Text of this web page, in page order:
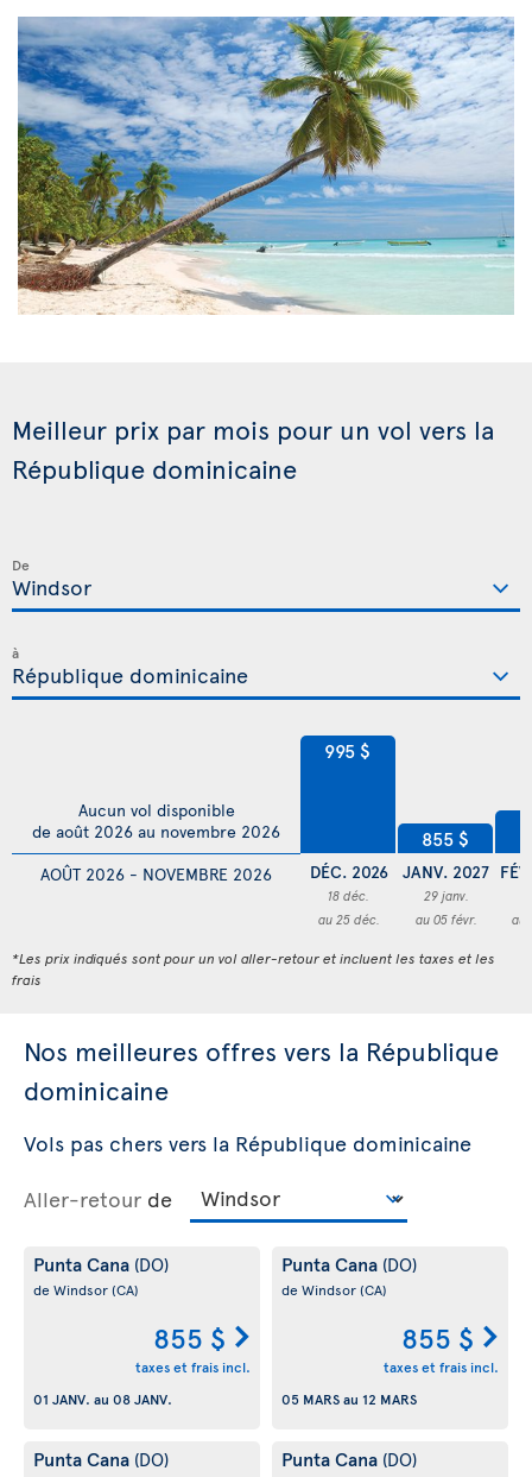
Meilleur prix par mois pour un vol vers la
République dominicaine
De
à
AOÛT 2026 - NOVEMBRE 2026
Aucun vol disponible
de août 2026 au novembre 2026
995 $
DÉC. 2026
18 déc.
au 25 déc.
855 $
JANV. 2027
29 janv.
au 05 févr.
au
*Les prix indiqués sont pour un vol aller-retour et incluent les taxes et les
frais
Nos meilleures offres vers la République
dominicaine
Vols pas chers vers la République dominicaine
Aller-retour de
Punta Cana (DO)
de Windsor(CA)
855 $
taxes et frais incl.
01 JANV. au 08 JANV.
Punta Cana (DO)
de Windsor(CA)
855 $
taxes et frais incl.
05 MARSau 12 MARS
Punta Cana (DO) Punta Cana (DO)